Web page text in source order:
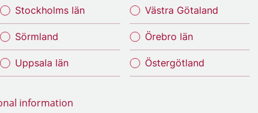
Stockholms län
Sörmland
Uppsala län
Västra Götaland
Örebro län
Östergötland
information